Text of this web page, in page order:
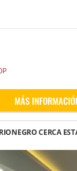
MÁS
CERCA